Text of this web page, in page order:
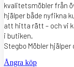
kvalitetsmöbler från
hjälper både nyfikna
att hitta rätt – och vi
i butiken.
Stegbo Möbler
Ångra köp